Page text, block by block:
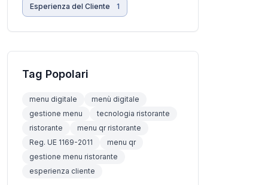
Esperienza del Cliente 1
Tag Popolari
menu digitale
menù digitale
gestione menu
tecnologia ristorante
ristorante
menu qr ristorante
Reg. UE 1169-2011
menu qr
gestione menu ristorante
esperienza cliente